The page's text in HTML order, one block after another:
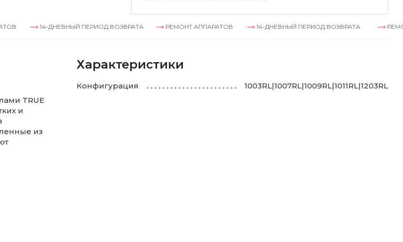
14-ДНЕВНЫЙ ПЕРИОД ВОЗВРАТА РЕМОНТ АППАРАТОВ 14-ДНЕВНЫЙ ПЕРИОД ВОЗВРАТА РЕМОНТ
TRUE
и
из
Характеристики
Конфигурация 1003RL|1007RL|1009RL|1011RL|1203RL